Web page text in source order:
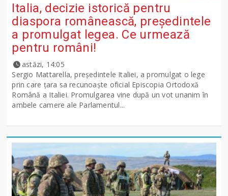
Italia, decizie istorică pentru
diaspora românească, președintele
a promulgat legea. Ce urmează
pentru români!
astăzi, 14:05
Sergio Mattarella, președintele Italiei, a promulgat o lege
prin care țara sa recunoaște oficial Episcopia Ortodoxă
Română a Italiei. Promulgarea vine după un vot unanim în
ambele camere ale Parlamentul...